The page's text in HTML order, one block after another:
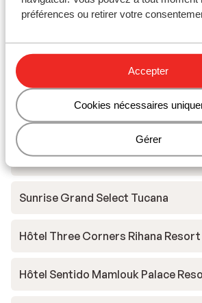
préférences ou retirer votre
Accepter
Cookies nécessaires
Gérer
Hôtel Sheraton Miramar
Hôtel Steigenberger Golf Resort
Hôtel Three Corners Ocean View -
adultes
Sunrise Grand Select Tucana
Hôtel Three Corners Rihana Resort
Hôtel Sentido Mamlouk Palace